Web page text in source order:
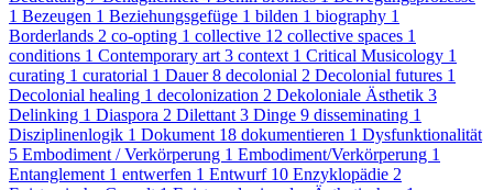
1 Bezeugen 1 Beziehungsgefüge 1 bilden 1 biography 1
Borderlands 2 co-opting 1 collective 12 collective spaces 1
conditions 1 Contemporary art 3 context 1 Critical Musicology 1
curating 1 curatorial 1 Dauer8 decolonial 2 Decolonial futures 1
Decolonial healing 1 decolonization 2 Dekoloniale Ästhetik 3
Delinking 1 Diaspora 2 Dilettant 3 Dinge 9 disseminating 1
Disziplinenlogik 1 Dokument 18 dokumentieren 1 Dysfunktionalität
5 Embodiment / Verkörperung 1 Embodiment/Verkörperung 1
Entanglement 1 entwerfen 1 Entwurf 10 Enzyklopädie 2